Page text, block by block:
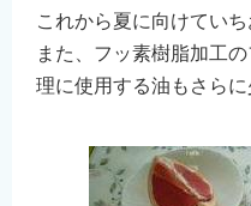
これから夏に向けていち
また、フッ素樹脂加工
理に使用する油もさらに